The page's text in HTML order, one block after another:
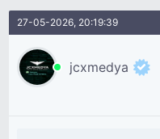
27-05-2026, 20:19:39
jcxmedya